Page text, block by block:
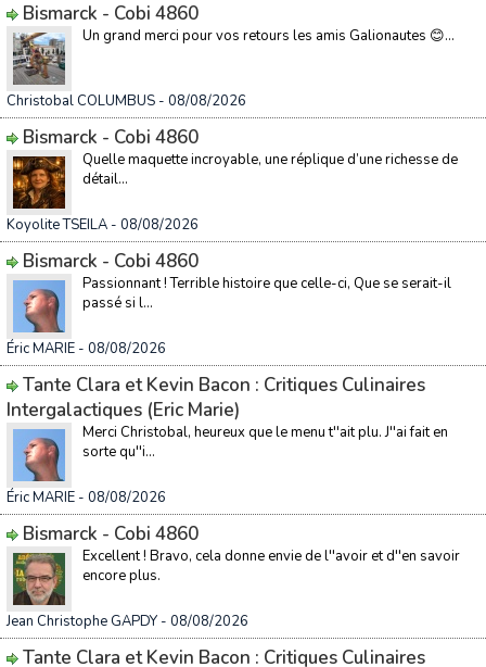
Bismarck - Cobi 4860
Un grand merci pour vos retours les amis Galionautes 😊...
Christobal COLUMBUS - 08/08/2026
Bismarck - Cobi 4860
Quelle maquette incroyable, une réplique d’une richesse de
détail...
Koyolite TSEILA - 08/08/2026
Bismarck - Cobi 4860
Passionnant ! Terrible histoire que celle-ci, Que se serait-il
passé si l...
Éric MARIE - 08/08/2026
Tante Clara et Kevin Bacon : Critiques Culinaires
Intergalactiques (Eric Marie)
Merci Christobal, heureux que le menu t''ait plu. J''ai fait en
sorte qu''i...
Éric MARIE - 08/08/2026
Bismarck - Cobi 4860
Excellent ! Bravo, cela donne envie de l''avoir et d''en savoir
encore plus.
Jean Christophe GAPDY - 08/08/2026
Tante Clara et Kevin Bacon : Critiques Culinaires